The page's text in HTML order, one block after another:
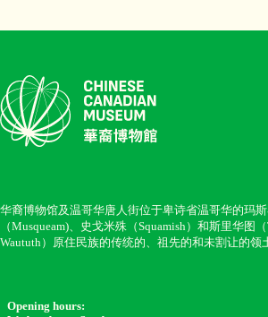
华裔博物馆及温哥华唐人街位于卑诗省温哥华的玛
（Musqueam)、史戈米殊（Squamish）和斯里华图
Waututh）原住民族的传统的、祖先的和未割让的领
Opening hours: